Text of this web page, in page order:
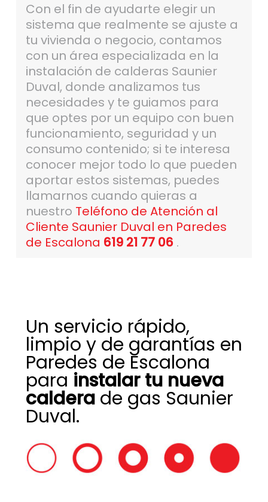
Con el fin de ayudarte elegir un
sistema que realmente se ajuste a
tu vivienda o negocio, contamos
con un área especializada en la
instalación de calderas Saunier
Duval, donde analizamos tus
necesidades y te guiamos para
que optes por un equipo con buen
funcionamiento, seguridad y un
consumo contenido; si te interesa
conocer mejor todo lo que pueden
aportar estos sistemas, puedes
llamarnos cuando quieras a
nuestro Teléfono de Atención al
Cliente Saunier Duval en Paredes
de Escalona 619 21 77 06 .
Un servicio rápido,
limpio y de garantías en
Paredes de Escalona
para instalar tu nueva
calderade gas Saunier
Duval.